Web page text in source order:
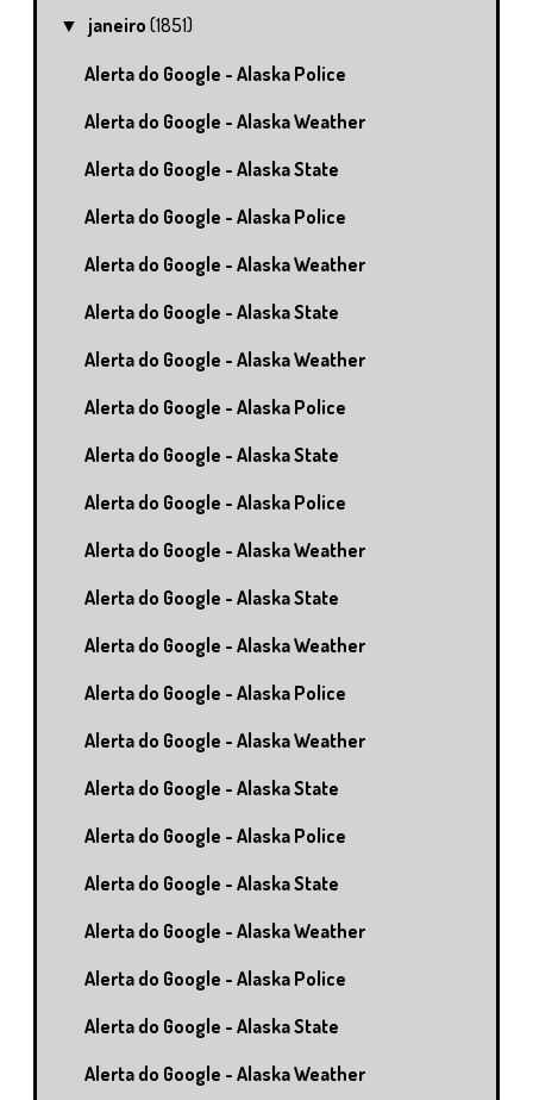
▼ janeiro(1851)
Alerta do Google - Alaska Police
Alerta do Google - Alaska Weather
Alerta do Google - Alaska State
Alerta do Google - Alaska Police
Alerta do Google - Alaska Weather
Alerta do Google - Alaska State
Alerta do Google - Alaska Weather
Alerta do Google - Alaska Police
Alerta do Google - Alaska State
Alerta do Google - Alaska Police
Alerta do Google - Alaska Weather
Alerta do Google - Alaska State
Alerta do Google - Alaska Weather
Alerta do Google - Alaska Police
Alerta do Google - Alaska Weather
Alerta do Google - Alaska State
Alerta do Google - Alaska Police
Alerta do Google - Alaska State
Alerta do Google - Alaska Weather
Alerta do Google - Alaska Police
Alerta do Google - Alaska State
Alerta do Google - Alaska Weather